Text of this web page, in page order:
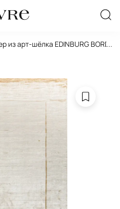
из арт-шёлка EDINBURG
...